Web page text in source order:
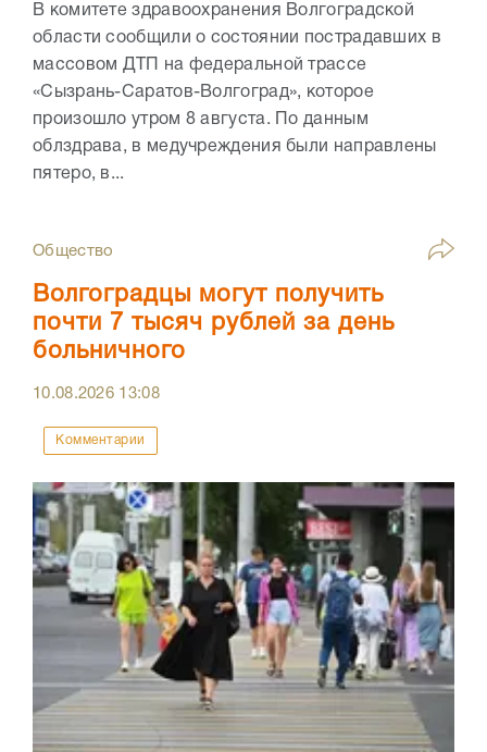
В комитете здравоохранения Волгоградской
области сообщили о состоянии пострадавших в
массовом ДТП на федеральной трассе
«Сызрань-Саратов-Волгоград», которое
произошло утром 8 августа. По данным
облздрава, в медучреждения были направлены
пятеро, в...
Общество
Волгоградцы могут получить
почти 7 тысяч рублей за день
больничного
10.08.2026 13:08
Комментарии